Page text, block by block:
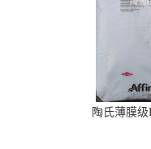
陶氏薄膜级